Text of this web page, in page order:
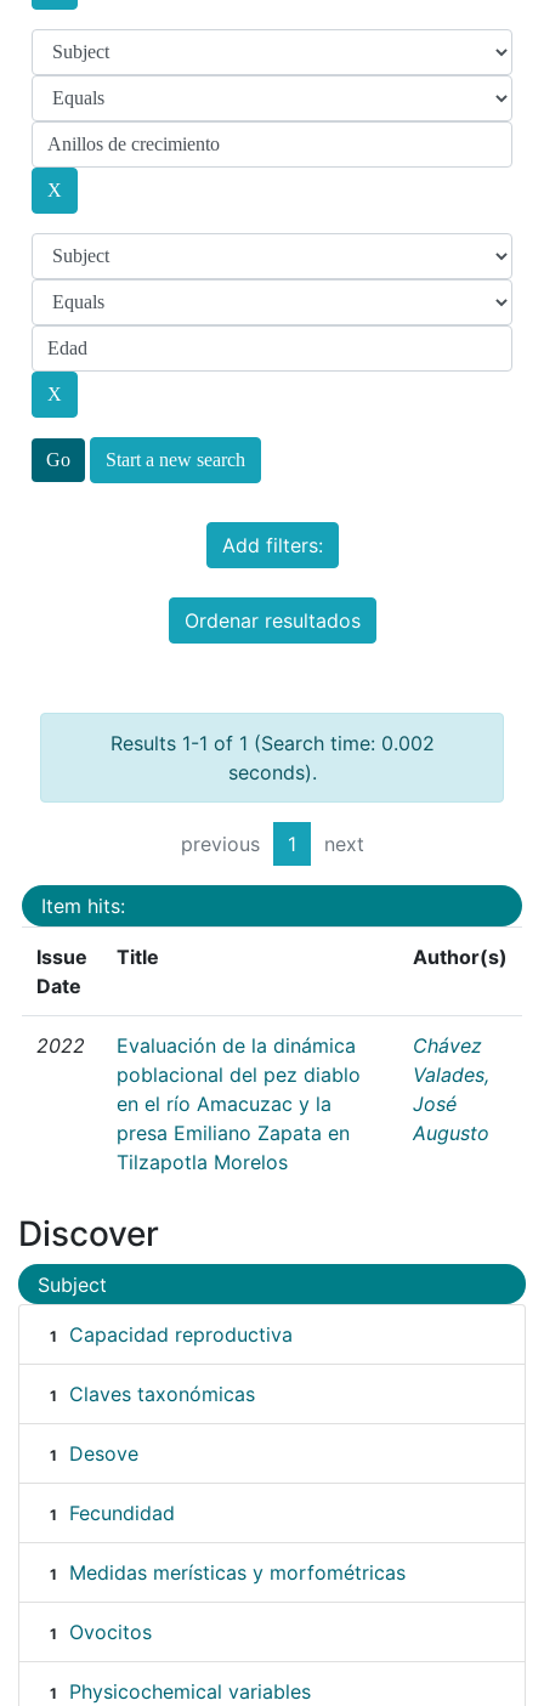
Start a new search
Add filters:
Ordenar resultados
Results 1-1 of 1 (Search time: 0.002
seconds).
previous 1 next
Item hits:
Issue
Date
Title Author(s)
2022
Evaluación de la dinámica
poblacional del pez diablo
en el río Amacuzac y la
presa Emiliano Zapata en
Tilzapotla Morelos
Chávez
Valades,
José
Augusto
Discover
Subject
1 Capacidad reproductiva
1 Claves taxonómicas
1 Desove
1 Fecundidad
1 Medidas merísticas y morfométricas
1 Ovocitos
1 Physicochemical variables